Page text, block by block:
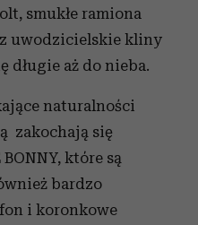
smukłe ramiona
uwodzicielskie kliny
długie aż do nieba.
naturalności
zakochają się
które są
bardzo
i koronkowe